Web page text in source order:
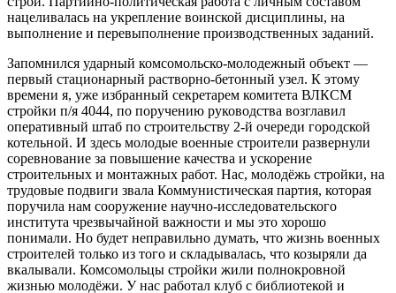
нацеливалась на укрепление воинской дисциплины, на
выполнение и перевыполнение производственных заданий.
Запомнился ударный комсомольско-молодежный объект —
первый стационарный растворно-бетонный узел. К этому
времени я, уже избранный секретарем комитета ВЛКСМ
стройки п/я 4044, по поручению руководства возглавил
оперативный штаб по строительству 2-й очереди городской
котельной. И здесь молодые военные строители развернули
соревнование за повышение качества и ускорение
строительных и монтажных работ. Нас, молодёжь стройки, на
трудовые подвиги звала Коммунистическая партия, которая
поручила нам сооружение научно-исследовательского
института чрезвычайной важности и мы это хорошо
понимали. Но будет неправильно думать, что жизнь военных
строителей только из того и складывалась, что козыряли да
вкалывали. Комсомольцы стройки жили полнокровной
жизнью молодёжи. У нас работал клуб с библиотекой и